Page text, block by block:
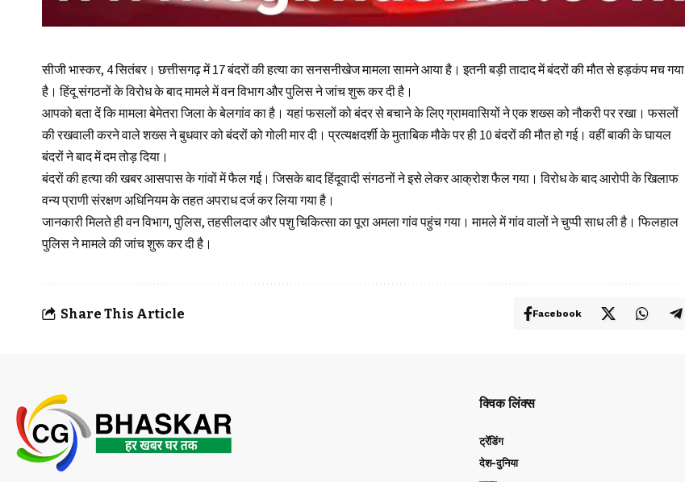
सीजी भास्कर, 4 सितंबर। छत्तीसगढ़ में 17 बंदरों की हत्या का सनसनीखेज मामला सामने आया है। इतनी बड़ी तादाद में बंदरों की मौत से हड़कंप मच गया
है। हिंदू संगठनों के विरोध के बाद मामले में वन विभाग और पुलिस ने जांच शुरू कर दी है।
आपको बता दें कि मामला बेमेतरा जिला के बेलगांव का है। यहां फसलों को बंदर से बचाने के लिए ग्रामवासियों ने एक शख्स को नौकरी पर रखा। फसलों
की रखवाली करने वाले शख्स ने बुधवार को बंदरों को गोली मार दी। प्रत्यक्षदर्शी के मुताबिक मौके पर ही 10 बंदरों की मौत हो गई। वहीं बाकी के घायल
बंदरों ने बाद में दम तोड़ दिया।
बंदरों की हत्या की खबर आसपास के गांवों में फैल गई। जिसके बाद हिंदूवादी संगठनों ने इसे लेकर आक्रोश फैल गया। विरोध के बाद आरोपी के खिलाफ
वन्य प्राणी संरक्षण अधिनियम के तहत अपराध दर्ज कर लिया गया है।
जानकारी मिलते ही वन विभाग, पुलिस, तहसीलदार और पशु चिकित्सा का पूरा अमला गांव पहुंच गया। मामले में गांव वालों ने चुप्पी साध ली है। फिलहाल
पुलिस ने मामले की जांच शुरू कर दी है।
Share This Article Facebook
क्विक लिंक्स
ट्रेंडिंग
देश-दुनिया